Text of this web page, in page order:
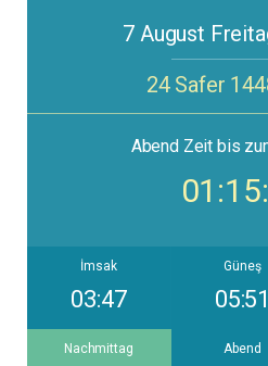
7 August
24 Safer
AbendZeit bis
İmsak
03:47
Güneş
05:51
Nachmittag Abend